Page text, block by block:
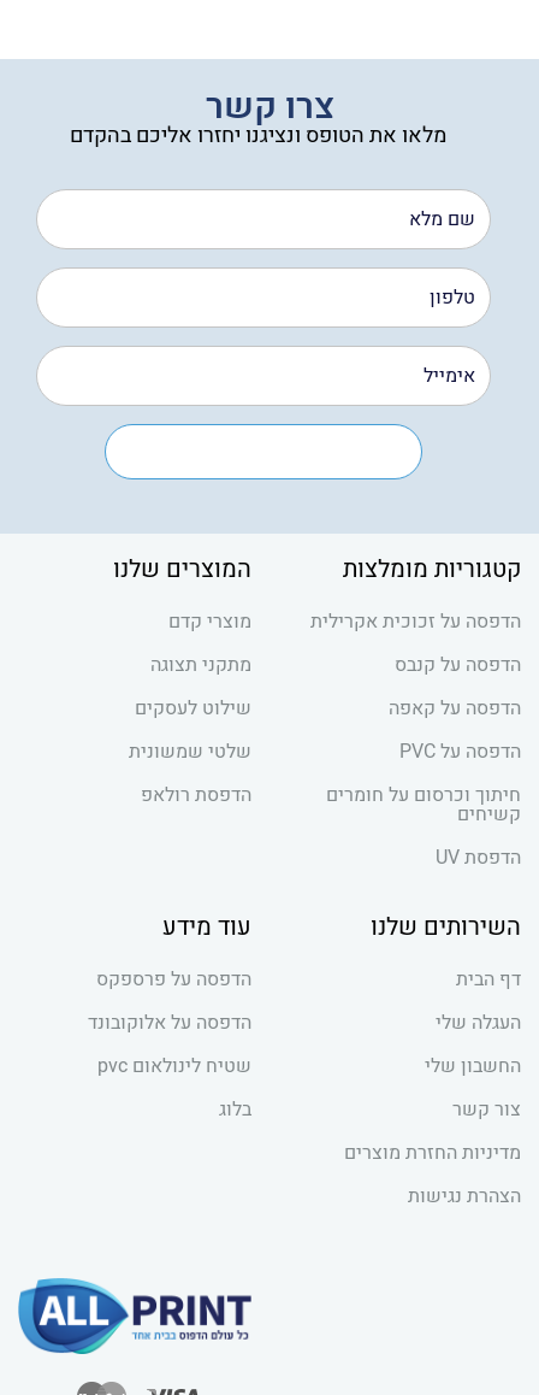
עד
צרו קשר
מלאו את הטופס ונציגנו יחזרו אליכם בהקדם
קטגוריות מומלצות
הדפסה על זכוכית אקרילית
הדפסה על קנבס
הדפסה על קאפה
הדפסה על PVC
חיתוך וכרסום על חומרים
קשיחים
הדפסת UV
המוצרים שלנו
מוצרי קדם
מתקני תצוגה
שילוט לעסקים
שלטי שמשונית
הדפסת רולאפ
השירותים שלנו
דף הבית
העגלה שלי
החשבון שלי
צור קשר
מדיניות החזרת מוצרים
הצהרת נגישות
עוד מידע
הדפסה על פרספקס
הדפסה על אלוקובונד
שטיח לינולאום pvc
בלוג